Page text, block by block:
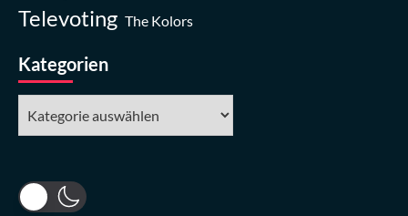
Televoting The Kolors
Kategorien